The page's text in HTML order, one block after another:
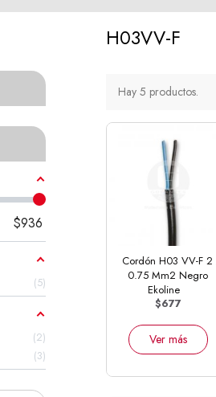
$936
5
2
3
H03VV-F
Hay 5 productos.
Cordón H03 VV-F 2
0.75 Mm2 Negro
Ekoline
$677
Ver más